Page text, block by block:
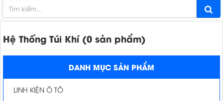
Hệ Thống Túi Khí (0 sản phẩm)
DANH MỤC SẢN PHẨM
LINH KIỆN Ô TÔ